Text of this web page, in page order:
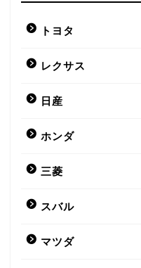
トヨタ
レクサス
日産
ホンダ
三菱
スバル
マツダ